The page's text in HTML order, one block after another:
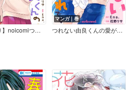
【バラ売り】noicomiつれない由良くんの愛がだだ漏れです
マンガ｜巻
つれない由良くんの愛がだだ漏れです